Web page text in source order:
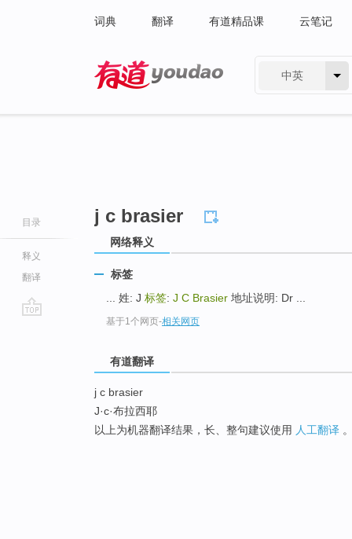
词典 翻译 有道精品课 云笔记
中英
目录
释义
翻译
j c brasier
网络释义
标签
... 姓: J 标签: J C Brasier 地址说明: Dr ...
基于1个网页-相关网页
有道翻译
j c brasier
J·c·布拉西耶
以上为机器翻译结果，长、整句建议使用 人工翻译